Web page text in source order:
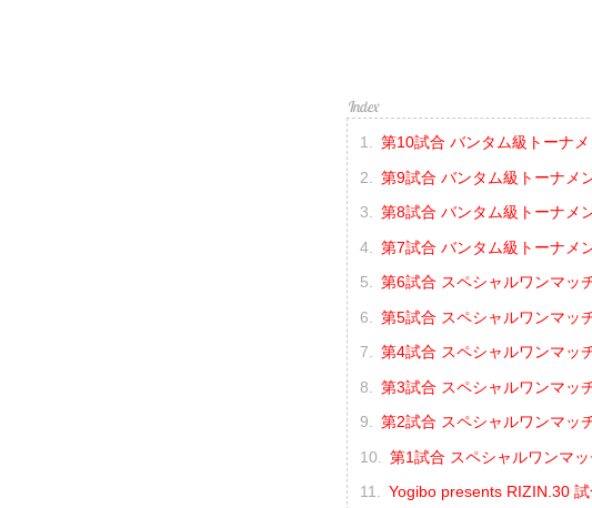
第10試合 バンタム級トーナ
第9試合 バンタム級トーナメ
第8試合 バンタム級トーナメ
第7試合 バンタム級トーナメ
第6試合 スペシャルワンマッ
第5試合 スペシャルワンマッ
第4試合 スペシャルワンマッ
第3試合 スペシャルワンマッ
第2試合 スペシャルワンマッ
第1試合 スペシャルワンマ
Yogibo presents RIZIN.30